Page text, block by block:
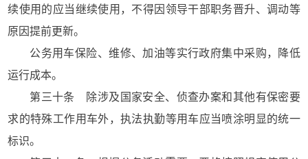
续使用的应当继续使用，不得因领导干部职务晋升、调动等
原因提前更新。
公务用车保险、维修、加油等实行政府集中采购，降低
运行成本。
第三十条 除涉及国家安全、侦查办案和其他有保密要
求的特殊工作用车外，执法执勤等用车应当喷涂明显的统一
标识。